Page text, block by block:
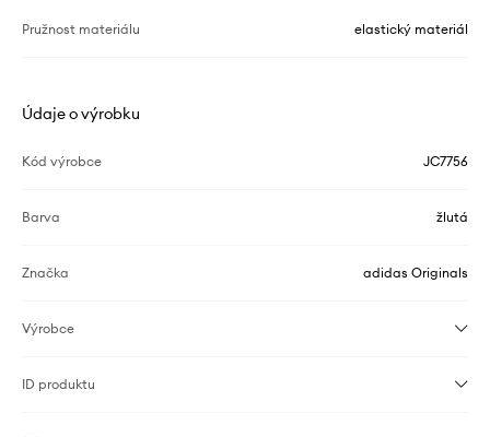
Pružnost materiálu elastický materiál
Údaje o výrobku
Kód výrobce JC7756
Barva žlutá
Značka adidas Originals
Výrobce
ID produktu